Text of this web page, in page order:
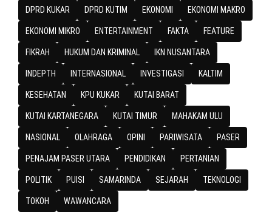
DPRD KUKAR DPRD KUTIM EKONOMI EKONOMI MAKRO
EKONOMI MIKRO ENTERTAINMENT FAKTA FEATURE
FIKRAH HUKUM DAN KRIMINAL IKN NUSANTARA
INDEPTH INTERNASIONAL INVESTIGASI KALTIM
KESEHATAN KPU KUKAR KUTAI BARAT
KUTAI KARTANEGARA KUTAI TIMUR MAHAKAM ULU
NASIONAL OLAHRAGA OPINI PARIWISATA PASER
PENAJAM PASER UTARA PENDIDIKAN PERTANIAN
POLITIK PUISI SAMARINDA SEJARAH TEKNOLOGI
TOKOH WAWANCARA